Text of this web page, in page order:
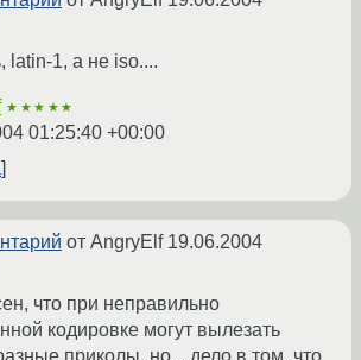
latin-1, а не iso....
★★★★★
01:25:40 +00:00
от AngryElf 19.06.2004
что при неправильно
кодировке могут вылезать